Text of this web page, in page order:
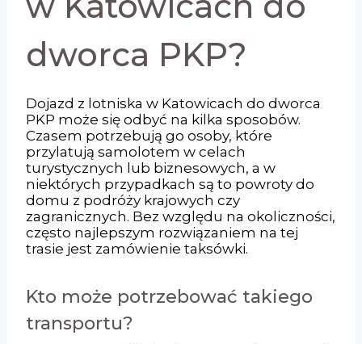
dworca PKP?
Dojazd z lotniska w Katowicach do dworca
PKP może się odbyć na kilka sposobów.
Czasem potrzebują go osoby, które
przylatują samolotem w celach
turystycznych lub biznesowych, a w
niektórych przypadkach są to powroty do
domu z podróży krajowych czy
zagranicznych. Bez względu na okoliczności,
często najlepszym rozwiązaniem na tej
trasie jest zamówienie taksówki.
Kto może potrzebować takiego
transportu?